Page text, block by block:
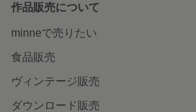
作品販売について
minneで売りたい
食品販売
ヴィンテージ販売
ダウンロード販売